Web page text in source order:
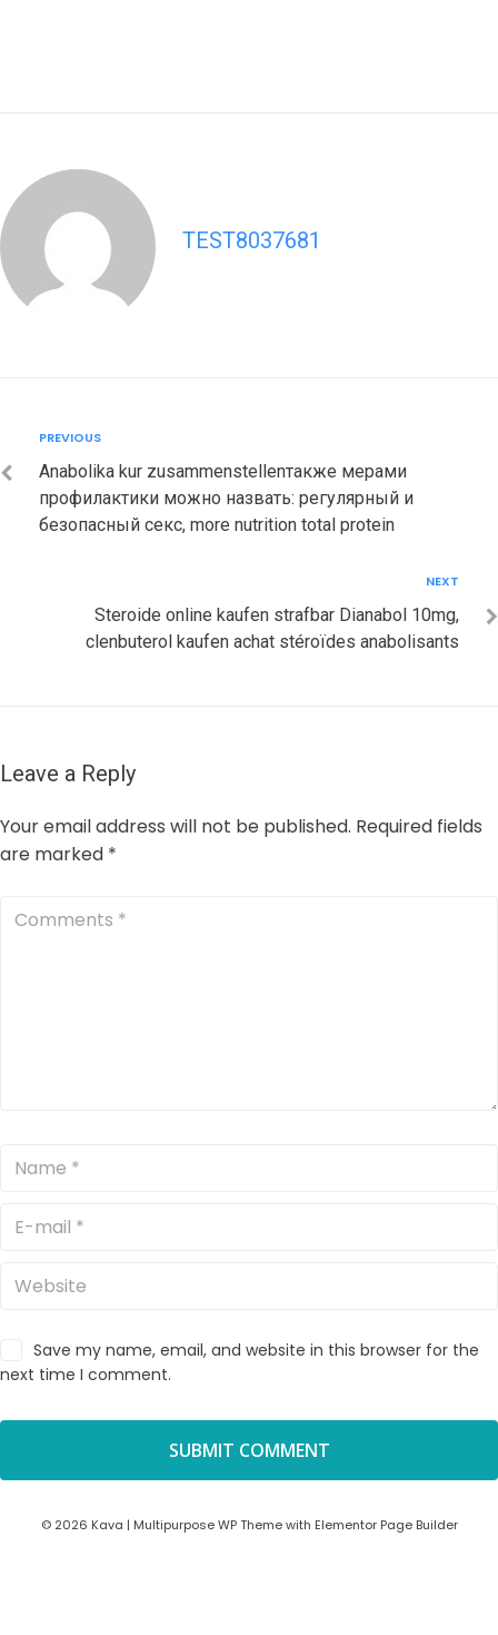
TEST8037681
navigation
Previous
PREVIOUS
Anabolika kur zusammenstellenтакже мерами
профилактики можно назвать: регулярный и
безопасный секс, more nutrition total protein
NEXT
Steroide online kaufen strafbar Dianabol 10mg,
clenbuterol kaufen achat stéroïdes anabolisants
Leave a Reply
Your email address will not be published. Required fields
are marked *
Save my name, email, and website in this browser for the
next time I comment.
© 2026 Kava | Multipurpose WP Theme with Elementor Page Builder